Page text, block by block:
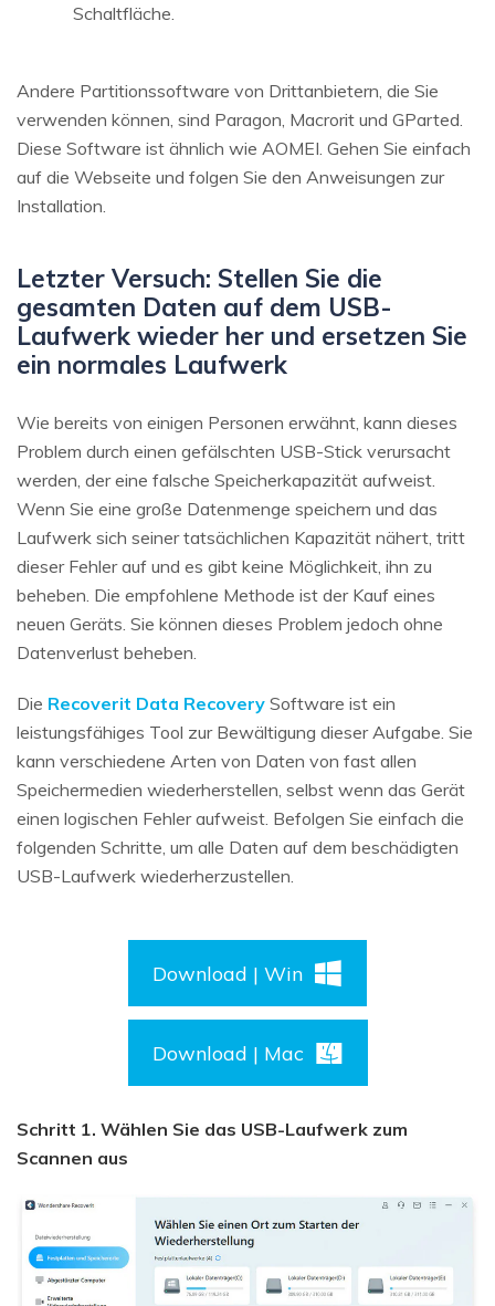
Schaltfläche.
Andere Partitionssoftware von Drittanbietern, die Sie
verwenden können, sind Paragon, Macrorit und GParted.
Diese Software ist ähnlich wie AOMEI. Gehen Sie einfach
auf die Webseite und folgen Sie den Anweisungen zur
Installation.
Letzter Versuch: Stellen Sie die
gesamten Daten auf dem USB-
Laufwerk wieder her und ersetzen Sie
ein normales Laufwerk
Wie bereits von einigen Personen erwähnt, kann dieses
Problem durch einen gefälschten USB-Stick verursacht
werden, der eine falsche Speicherkapazität aufweist.
Wenn Sie eine große Datenmenge speichern und das
Laufwerk sich seiner tatsächlichen Kapazität nähert, tritt
dieser Fehler auf und es gibt keine Möglichkeit, ihn zu
beheben. Die empfohlene Methode ist der Kauf eines
neuen Geräts. Sie können dieses Problem jedoch ohne
Datenverlust beheben.
Die Recoverit Data Recovery Software ist ein
leistungsfähiges Tool zur Bewältigung dieser Aufgabe. Sie
kann verschiedene Arten von Daten von fast allen
Speichermedien wiederherstellen, selbst wenn das Gerät
einen logischen Fehler aufweist. Befolgen Sie einfach die
folgenden Schritte, um alle Daten auf dem beschädigten
USB-Laufwerk wiederherzustellen.
Download | Win
Download | Mac
Schritt 1. Wählen Sie das USB-Laufwerk zum
Scannen aus